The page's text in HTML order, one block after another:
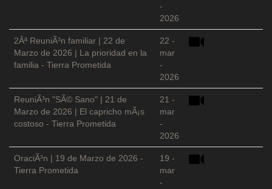
-
2026
2Âª ReuniÃ³n familiar | 22 de
Marzo de 2026 | La prioridad en la
familia - Tierra Prometida
22 -
mar
-
2026
ReuniÃ³n "SÃ© Sano" | 21 de
Marzo de 2026 | El capricho mÃ¡s
costoso - Tierra Prometida
21 -
mar
-
2026
OraciÃ³n | 19 de Marzo de 2026 -
Tierra Prometida
19 -
mar
-